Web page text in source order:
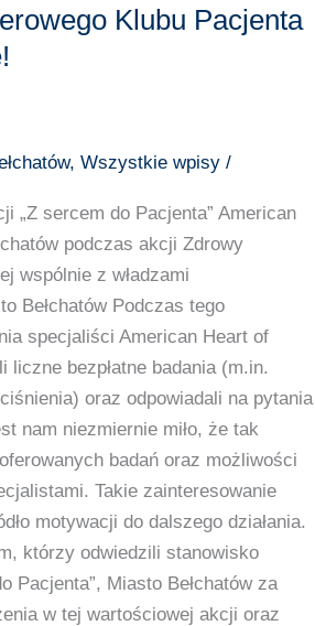
Klubu Pacjenta
, Wszystkie wpisy /
„Z sercem do Pacjenta” American
podczas akcji Zdrowy
wspólnie z władzami
Bełchatów Podczas tego
specjaliści American Heart of
liczne bezpłatne badania (m.in.
oraz odpowiadali na pytania
nam niezmiernie miło, że tak
badań oraz możliwości
Takie zainteresowanie
motywacji do dalszego działania.
którzy odwiedzili stanowisko
Pacjenta”, Miasto Bełchatów za
w tej wartościowej akcji oraz